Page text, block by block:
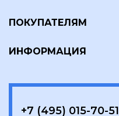
ПОКУПАТЕЛЯМ
ИНФОРМАЦИЯ
+7 (495) 015-70-51